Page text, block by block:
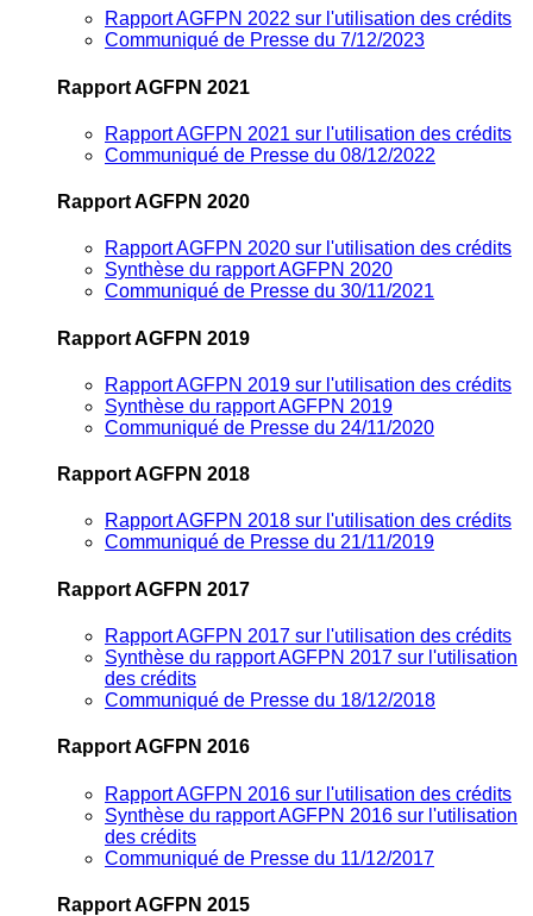
Rapport AGFPN 2022 sur l'utilisation des crédits
Communiqué de Presse du 7/12/2023
Rapport AGFPN 2021
Rapport AGFPN 2021 sur l'utilisation des crédits
Communiqué de Presse du 08/12/2022
Rapport AGFPN 2020
Rapport AGFPN 2020 sur l'utilisation des crédits
Synthèse du rapport AGFPN 2020
Communiqué de Presse du 30/11/2021
Rapport AGFPN 2019
Rapport AGFPN 2019 sur l'utilisation des crédits
Synthèse du rapport AGFPN 2019
Communiqué de Presse du 24/11/2020
Rapport AGFPN 2018
Rapport AGFPN 2018 sur l'utilisation des crédits
Communiqué de Presse du 21/11/2019
Rapport AGFPN 2017
Rapport AGFPN 2017 sur l'utilisation des crédits
Synthèse du rapport AGFPN 2017 sur l'utilisation
des crédits
Communiqué de Presse du 18/12/2018
Rapport AGFPN 2016
Rapport AGFPN 2016 sur l'utilisation des crédits
Synthèse du rapport AGFPN 2016 sur l'utilisation
des crédits
Communiqué de Presse du 11/12/2017
Rapport AGFPN 2015